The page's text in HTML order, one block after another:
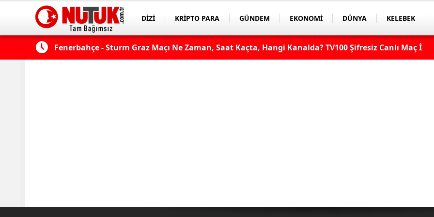
DİZİ KRİPTO PARA GÜNDEM EKONOMİ DÜNYA KELEBEK
şifresiz Fenerbahçe - Sturm Graz Maçı Ne Zaman, Saat Kaçta, Hangi Kanalda? TV100 Şifresiz Canlı Maç İzle